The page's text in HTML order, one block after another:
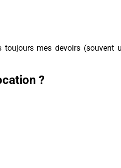
mes devoirs (souvent
?